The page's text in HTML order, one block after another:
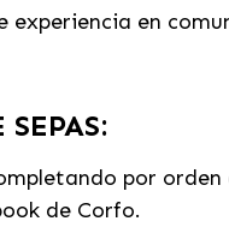
experiencia en
por
de Corfo.